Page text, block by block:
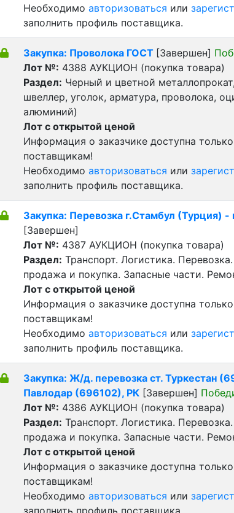
Необходимо авторизоваться или
заполнить профиль поставщика.
Закупка: Проволока ГОСТ [Завершен]
Лот №: 4388 АУКЦИОН (покупка товара)
Раздел: Черный и цветной
швеллер, уголок, арматура, проволока,
алюминий)
Лот с открытой ценой
Информация о заказчике доступна
поставщикам!
Необходимо авторизоваться или
заполнить профиль поставщика.
Закупка: Перевозка г.Стамбул (Турция) -
[Завершен]
Лот №: 4387 АУКЦИОН (покупка товара)
Раздел: Транспорт. Логистика.
продажа и покупка. Запасные части.
Лот с открытой ценой
Информация о заказчике доступна
поставщикам!
Необходимо авторизоваться или
заполнить профиль поставщика.
Закупка: Ж/д. перевозка ст. Туркестан
Павлодар (696102), РК [Завершен]
Лот №: 4386 АУКЦИОН (покупка товара)
Раздел: Транспорт. Логистика.
продажа и покупка. Запасные части.
Лот с открытой ценой
Информация о заказчике доступна
поставщикам!
Необходимо авторизоваться или
заполнить профиль поставщика.